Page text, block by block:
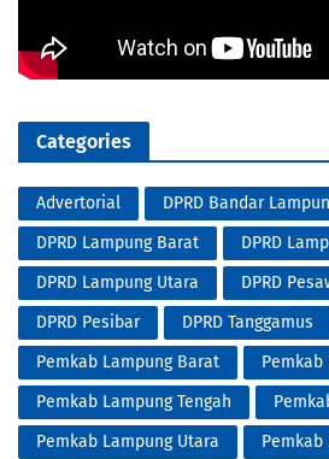
Categories
Advertorial DPRD Bandar
DPRD Lampung Barat
DPRD
DPRD Lampung Utara
DPRD
DPRD Pesibar
DPRD Tanggamus
Pemkab Lampung Barat
Pemkab
Pemkab Lampung Tengah
Pemkab Lampung Utara
Pemkab